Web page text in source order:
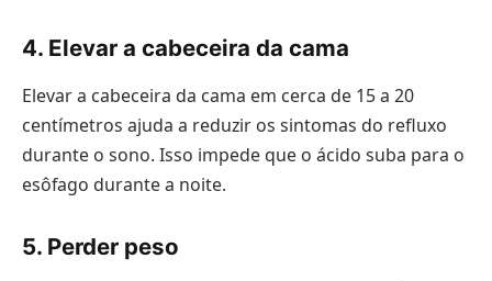
4. Elevar a cabeceira da cama
Elevar a cabeceira da cama em cerca de 15 a 20
centímetros ajuda a reduzir os sintomas do refluxo
durante o sono. Isso impede que o ácido suba para o
esôfago durante a noite.
5. Perder peso